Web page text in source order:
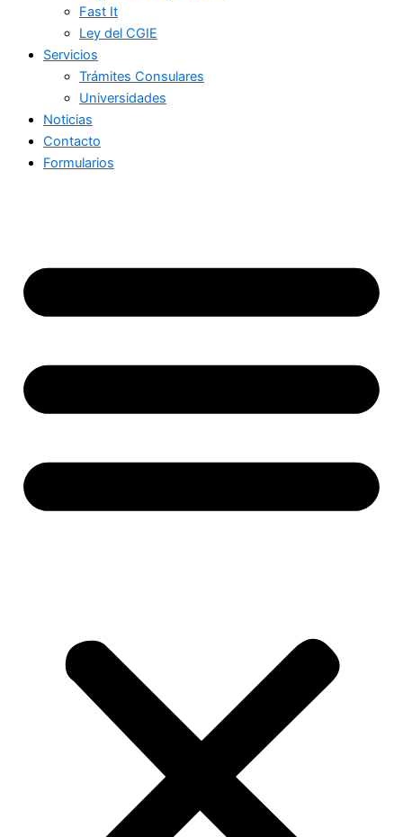
Fast It
Ley del CGIE
Servicios
Trámites Consulares
Universidades
Noticias
Contacto
Formularios